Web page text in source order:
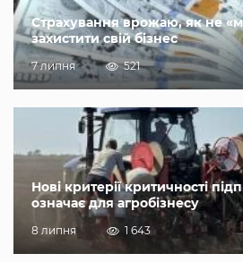
Страхування врожаю, як не
захистити свій бізнес
7 липня 521
Нові критерії критичності
означає для агробізнесу
8 липня 1 643